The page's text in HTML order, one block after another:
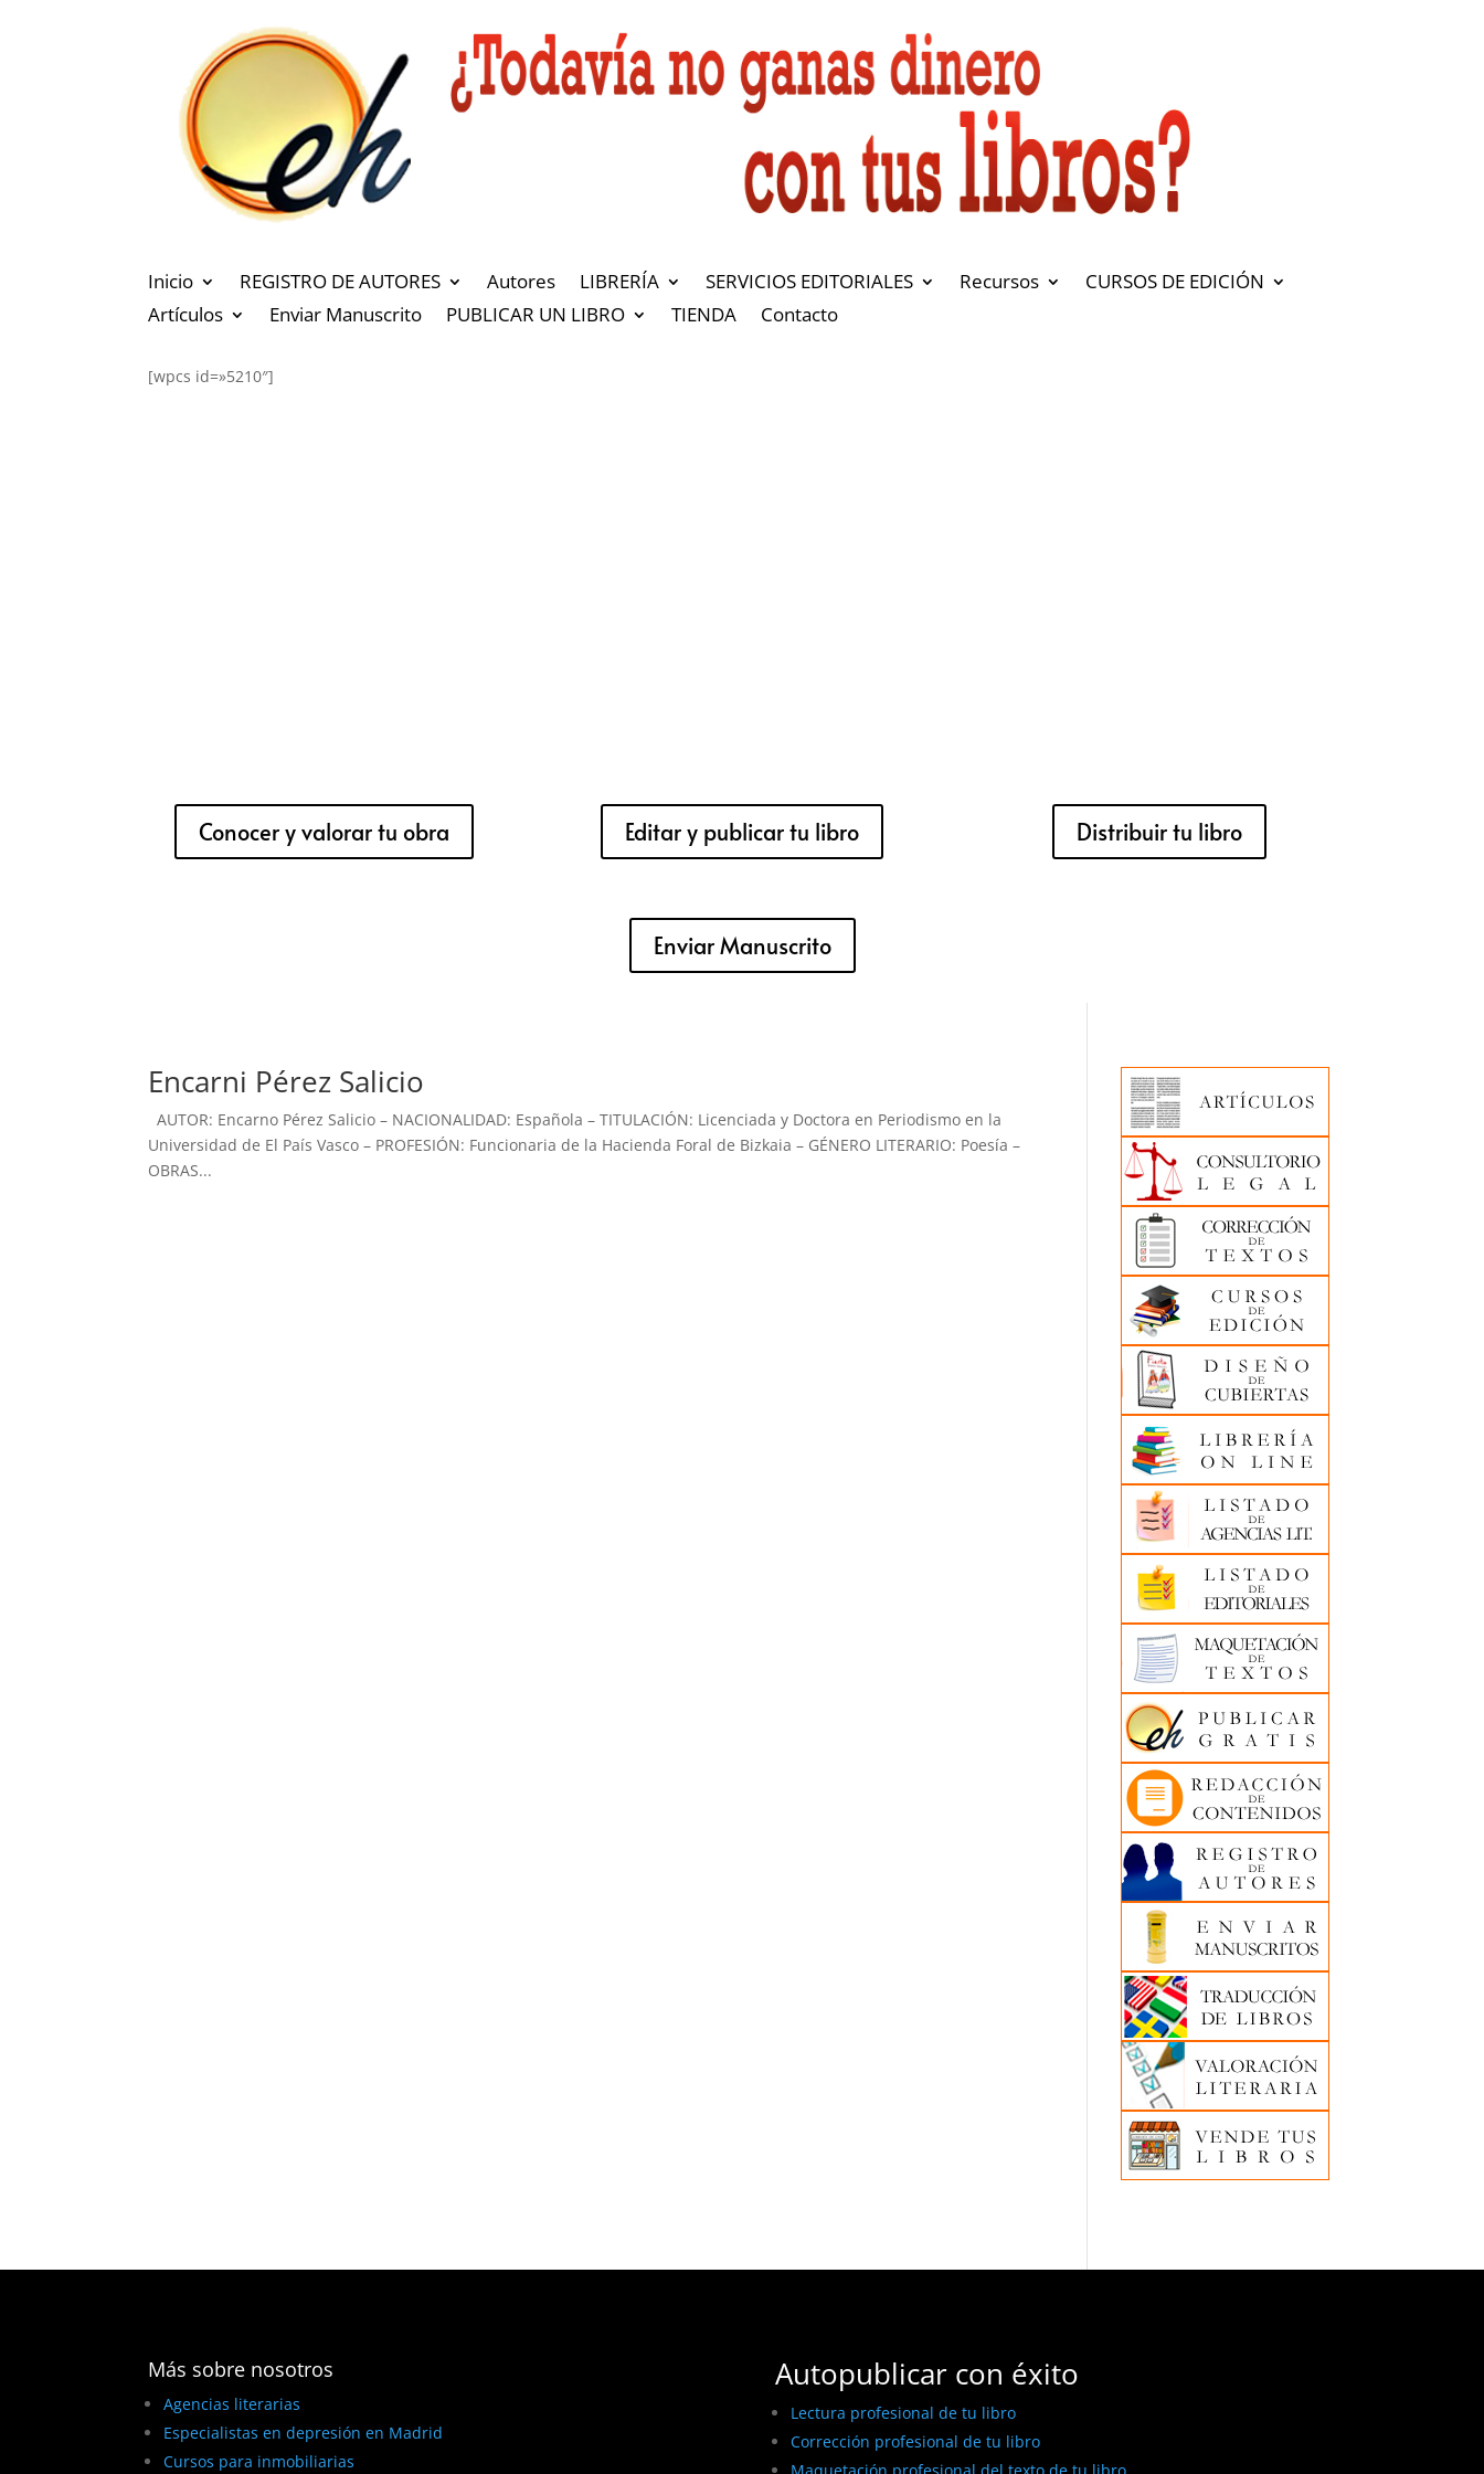
Inicio REGISTRO DE AUTORES Autores LIBRERÍA SERVICIOS EDITORIALES Recursos
CURSOS DE EDICIÓN
Artículos
Enviar Manuscrito PUBLICAR UN LIBRO TIENDA Contacto
[wpcs id=»5210″]
Conocer y valorar tu obra Editar y publicar tu libro Distribuir tu libro
Enviar Manuscrito
Encarni Pérez Salicio
AUTOR: Encarno Pérez Salicio – NACIONALIDAD: Española – TITULACIÓN: Licenciada y Doctora en Periodismo en la
Universidad de El País Vasco – PROFESIÓN: Funcionaria de la Hacienda Foral de Bizkaia – GÉNERO LITERARIO: Poesía –
OBRAS...
Más sobre nosotros
Agencias literarias
Especialistas en depresión en Madrid
Cursos para inmobiliarias
Autopublicar con éxito
Lectura profesional de tu libro
Corrección profesional de tu libro